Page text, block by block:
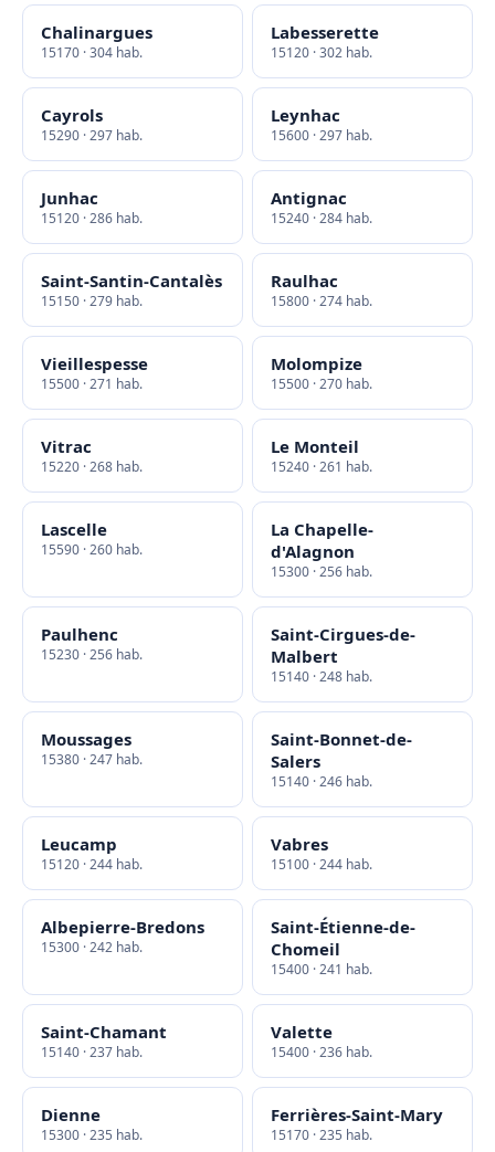
Chalinargues
15170 · 304 hab.
Labesserette
15120 · 302 hab.
Cayrols
15290 · 297 hab.
Leynhac
15600 · 297 hab.
Junhac
15120 · 286 hab.
Antignac
15240 · 284 hab.
Saint-Santin-Cantalès
15150 · 279 hab.
Raulhac
15800 · 274 hab.
Vieillespesse
15500 · 271 hab.
Molompize
15500 · 270 hab.
Vitrac
15220 · 268 hab.
Le Monteil
15240 · 261 hab.
Lascelle
15590 · 260 hab.
La Chapelle-
d'Alagnon
15300 · 256 hab.
Paulhenc
15230 · 256 hab.
Saint-Cirgues-de-
Malbert
15140 · 248 hab.
Moussages
15380 · 247 hab.
Saint-Bonnet-de-
Salers
15140 · 246 hab.
Leucamp
15120 · 244 hab.
Vabres
15100 · 244 hab.
Albepierre-Bredons
15300 · 242 hab.
Saint-Étienne-de-
Chomeil
15400 · 241 hab.
Saint-Chamant
15140 · 237 hab.
Valette
15400 · 236 hab.
Dienne
15300 · 235 hab.
Ferrières-Saint-Mary
15170 · 235 hab.